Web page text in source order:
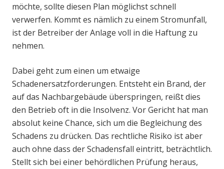
möchte, sollte diesen Plan möglichst schnell
verwerfen. Kommt es nämlich zu einem Stromunfall,
ist der Betreiber der Anlage voll in die Haftung zu
nehmen.
Dabei geht zum einen um etwaige
Schadenersatzforderungen. Entsteht ein Brand, der
auf das Nachbargebäude überspringen, reißt dies
den Betrieb oft in die Insolvenz. Vor Gericht hat man
absolut keine Chance, sich um die Begleichung des
Schadens zu drücken. Das rechtliche Risiko ist aber
auch ohne dass der Schadensfall eintritt, beträchtlich.
Stellt sich bei einer behördlichen Prüfung heraus,